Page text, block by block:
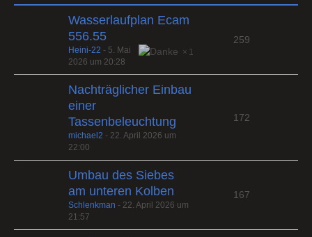
Wasserlaufplan Ecam
556.55
1
Heini-22 - 5. Mai
2026 um 20:28
259
Nachträglicher Einbau
einer
Tassenbeleuchtung
michael2 - 22. April 2026 um
22:00
172
Umbau des Siebes
am unteren Kolben
Schlenkman - 22. April 2026 um
21:57
167